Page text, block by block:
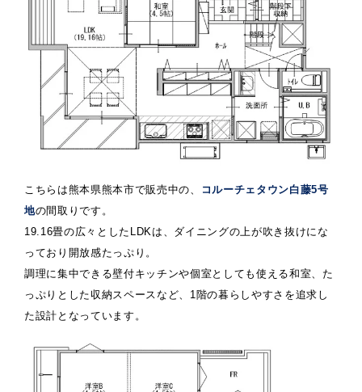
こちらは熊本県熊本市で販売中の、
コルーチェタウン白藤5号
地の間取りです。
19.16畳の広々としたLDKは、ダイニングの上が吹き抜けにな
っており開放感たっぷり。
調理に集中できる壁付キッチンや個室としても使える和室、た
っぷりとした収納スペースなど、1階の暮らしやすさを追求し
た設計となっています。